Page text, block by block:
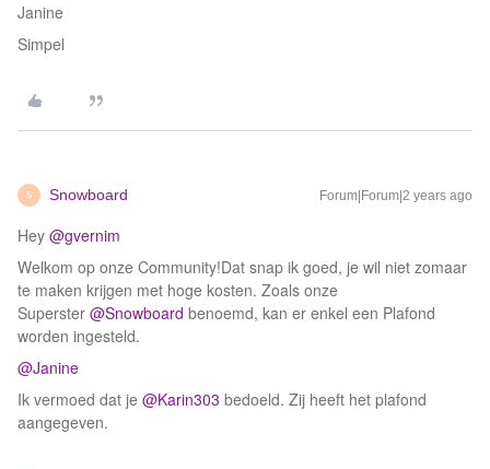
Janine
Simpel
S Snowboard Forum|Forum|2 years ago
Hey @gvernim
Welkom op onze Community!Dat snap ik goed, je wil niet zomaar
te maken krijgen met hoge kosten. Zoals onze
Superster @Snowboard benoemd, kan er enkel een Plafond
worden ingesteld.
@Janine
Ik vermoed dat je @Karin303 bedoeld. Zij heeft het plafond
aangegeven.